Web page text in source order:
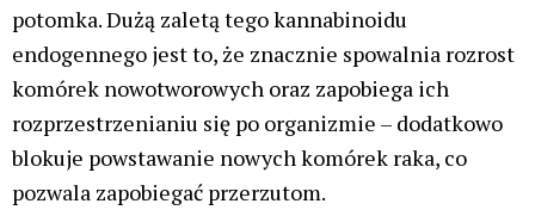
potomka. Dużą zaletą tego kannabinoidu
endogennego jest to, że znacznie spowalnia rozrost
komórek nowotworowych oraz zapobiega ich
rozprzestrzenianiu się po organizmie – dodatkowo
blokuje powstawanie nowych komórek raka, co
pozwala zapobiegać przerzutom.